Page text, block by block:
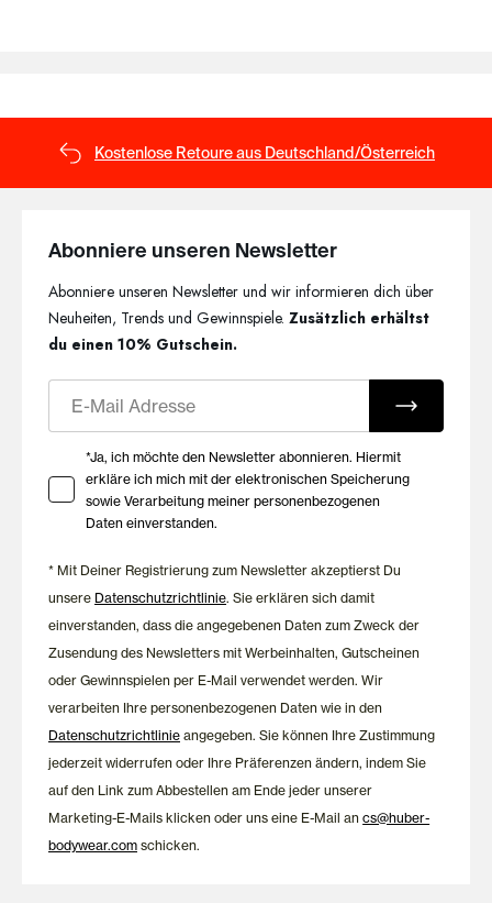
Kostenlose Retoure aus Deutschland/Österreich
Abonniere unseren Newsletter
Abonniere unseren Newsletter und wir informieren dich über
Neuheiten, Trends und Gewinnspiele.Zusätzlich erhältst
du einen 10% Gutschein.
Ihre Zustimmung zu Marketing E-Mails
*Ja, ich möchte den Newsletter abonnieren. Hiermit
erkläre ich mich mit der elektronischen Speicherung
sowie Verarbeitung meiner personenbezogenen
Daten einverstanden.
* Mit Deiner Registrierung zum Newsletter akzeptierst Du
unsere Datenschutzrichtlinie. Sie erklären sich damit
einverstanden, dass die angegebenen Daten zum Zweck der
Zusendung des Newsletters mit Werbeinhalten, Gutscheinen
oder Gewinnspielen per E-Mail verwendet werden. Wir
verarbeiten Ihre personenbezogenen Daten wie in den
Datenschutzrichtlinie angegeben. Sie können Ihre Zustimmung
jederzeit widerrufen oder Ihre Präferenzen ändern, indem Sie
auf den Link zum Abbestellen am Ende jeder unserer
Marketing-E-Mails klicken oder uns eine E-Mail ancs@huber-
bodywear.com schicken.